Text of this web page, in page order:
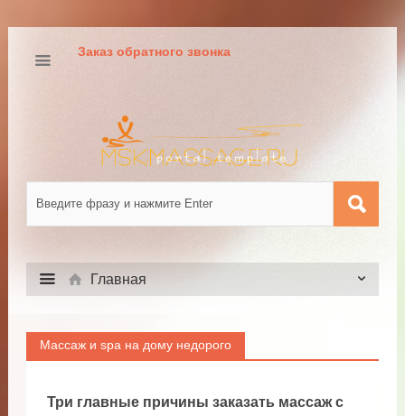
Заказ обратного звонка
Главная
Массаж и spa на дому недорого
Три главные причины заказать массаж с